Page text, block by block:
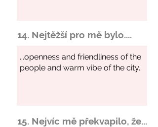
14. Nejtěžší pro mě bylo....
15. Nejvíc mě překvapilo, že...